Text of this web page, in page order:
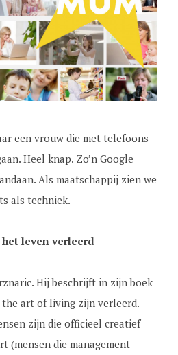
een vrouw die met telefoons
Heel knap. Zo’n Google
Als maatschappij zien we
als techniek.
leven verleerd
Hij beschrijft in zijn boek
art of living zijn verleerd.
zijn die officieel creatief
(mensen die management